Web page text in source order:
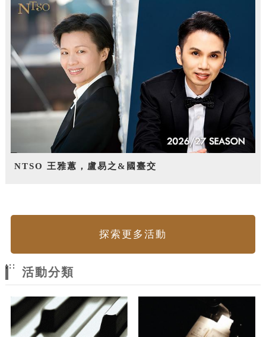
NTSO 王雅蕙，盧易之&國臺交
探索更多活動
:::
活動分類